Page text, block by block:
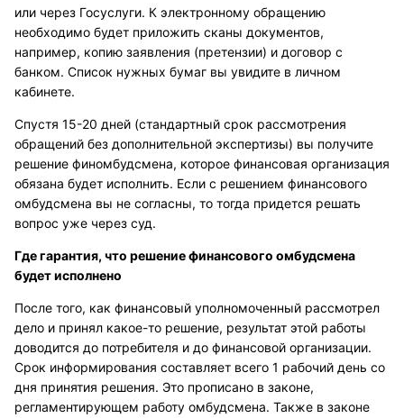
или через Госуслуги. К электронному обращению
необходимо будет приложить сканы документов,
например, копию заявления (претензии) и договор с
банком. Список нужных бумаг вы увидите в личном
кабинете.
Спустя 15-20 дней (стандартный срок рассмотрения
обращений без дополнительной экспертизы) вы получите
решение финомбудсмена, которое финансовая организация
обязана будет исполнить. Если с решением финансового
омбудсмена вы не согласны, то тогда придется решать
вопрос уже через суд.
Где гарантия, что решение финансового омбудсмена
будет исполнено
После того, как финансовый уполномоченный рассмотрел
дело и принял какое-то решение, результат этой работы
доводится до потребителя и до финансовой организации.
Срок информирования составляет всего 1 рабочий день со
дня принятия решения. Это прописано в законе,
регламентирующем работу омбудсмена. Также в законе